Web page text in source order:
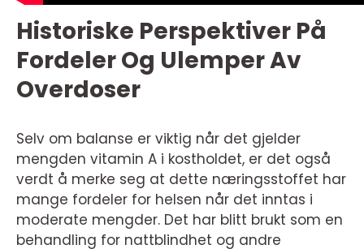
Historiske Perspektiver På
Fordeler Og Ulemper Av
Overdoser
Selv om balanse er viktig når det gjelder
mengden vitamin A i kostholdet, er det også
verdt å merke seg at dette næringsstoffet har
mange fordeler for helsen når det inntas i
moderate mengder. Det har blitt brukt som en
behandling for nattblindhet og andre